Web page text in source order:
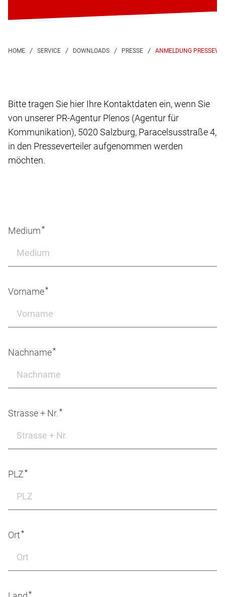
ANMELDUNG
Bitte tragen Sie hier Ihre Kontaktdaten ein, wenn Sie
von unserer PR-Agentur Plenos (Agentur für
Kommunikation), 5020 Salzburg, Paracelsusstraße 4,
in den Presseverteiler aufgenommen werden
möchten.